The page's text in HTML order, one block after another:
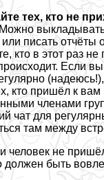
тех, кто не
писать отчёты
кто в этот раз
Если
кто пришёл к
члeнами
чат для
там между
человек не
должен быть